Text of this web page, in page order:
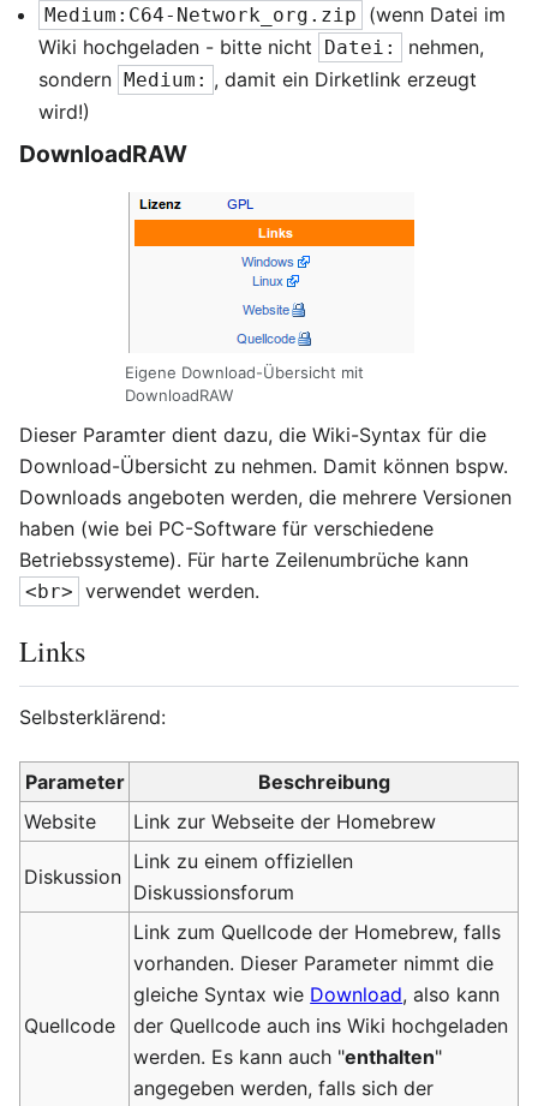
Medium:C64-Network_org.zip
(wenn Datei im
Wiki hochgeladen - bitte nicht
Datei:
nehmen,
sondern Medium: , damit ein Dirketlink erzeugt
wird!)
DownloadRAW
Eigene Download-Übersicht mit
DownloadRAW
Dieser Paramter dient dazu, die Wiki-Syntax für die
Download-Übersicht zu nehmen. Damit können bspw.
Downloads angeboten werden, die mehrere Versionen
haben (wie bei PC-Software für verschiedene
Betriebssysteme). Für harte Zeilenumbrüche kann
<br> verwendet werden.
Links
Selbsterklärend:
Parameter
Beschreibung
Website
Link zur Webseite der Homebrew
Diskussion
Link zu einem offiziellen
Diskussionsforum
Quellcode
Link zum Quellcode der Homebrew, falls
vorhanden. Dieser Parameter nimmt die
gleiche Syntax wie Download, also kann
der Quellcode auch ins Wiki hochgeladen
werden. Es kann auch "enthalten"
angegeben werden, falls sich der